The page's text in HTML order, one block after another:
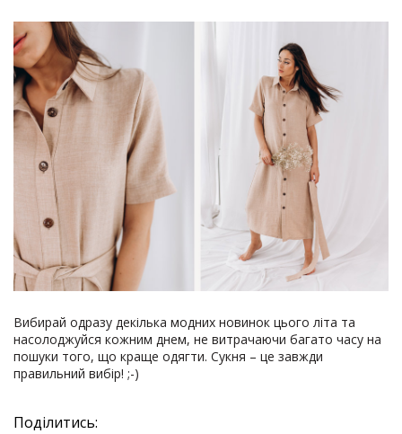
Вибирай одразу декілька модних новинок цього літа та
насолоджуйся кожним днем, не витрачаючи багато часу на
пошуки того, що краще одягти. Сукня – це завжди
правильний вибір! ;-)
Поділитись: